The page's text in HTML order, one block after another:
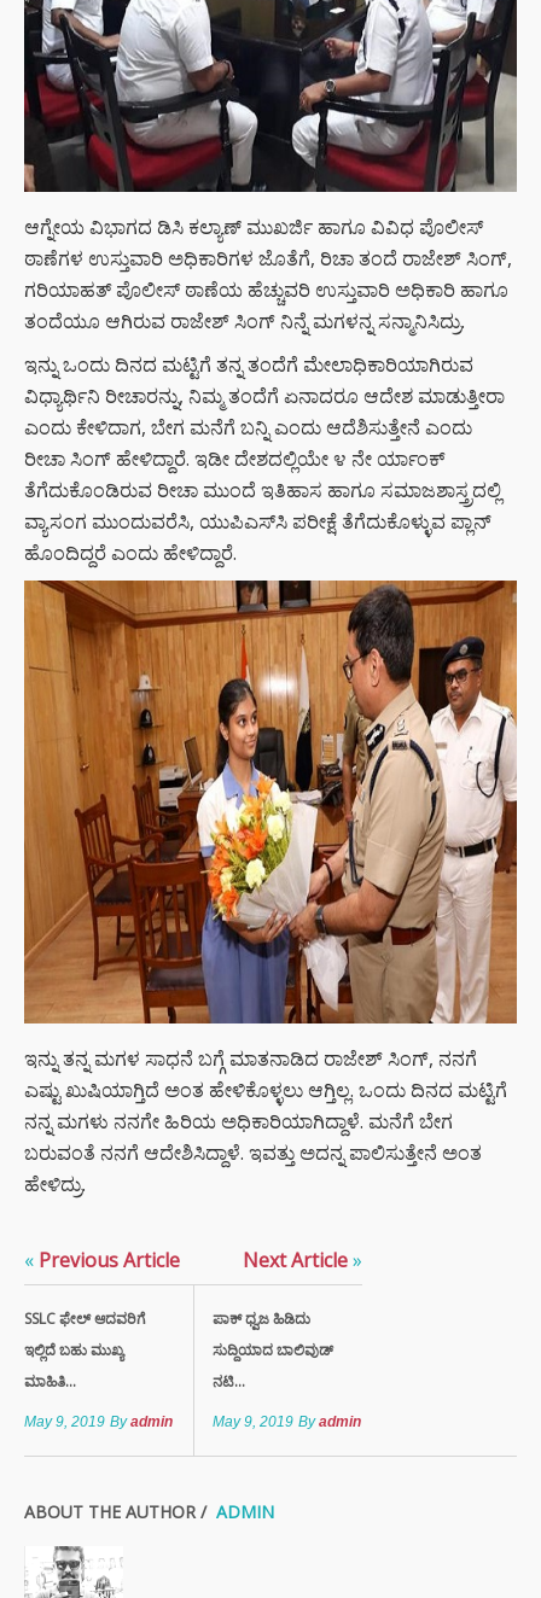
ಆಗ್ನೇಯ ವಿಭಾಗದ ಡಿಸಿ ಕಲ್ಯಾಣ್ ಮುಖರ್ಜಿ ಹಾಗೂ ವಿವಿಧ ಪೊಲೀಸ್​
ಠಾಣೆಗಳ ಉಸ್ತುವಾರಿ​​​ ಅಧಿಕಾರಿಗಳ ಜೊತೆಗೆ, ರಿಚಾ ತಂದೆ ರಾಜೇಶ್ ಸಿಂಗ್,
ಗರಿಯಾಹತ್​ ಪೊಲೀಸ್​ ಠಾಣೆಯ ಹೆಚ್ಚುವರಿ ಉಸ್ತುವಾರಿ ಅಧಿಕಾರಿ ಹಾಗೂ
ತಂದೆಯೂ ಆಗಿರುವ ರಾಜೇಶ್​ ಸಿಂಗ್ ನಿನ್ನೆ​​ ಮಗಳನ್ನ ಸನ್ಮಾನಿಸಿದ್ರು.
ಇನ್ನು ಒಂದು ದಿನದ ಮಟ್ಟಿಗೆ ತನ್ನ ತಂದೆಗೆ ಮೇಲಾಧಿಕಾರಿಯಾಗಿರುವ
ವಿಧ್ಯಾರ್ಥಿನಿ ರೀಚಾರನ್ನು, ನಿಮ್ಮ ತಂದೆಗೆ ಏನಾದರೂ ಆದೇಶ ಮಾಡುತ್ತೀರಾ
ಎಂದು ಕೇಳಿದಾಗ, ಬೇಗ ಮನೆಗೆ ಬನ್ನಿ ಎಂದು ಆದೆಶಿಸುತ್ತೇನೆ ಎಂದು
ರೀಚಾ ಸಿಂಗ್ ಹೇಳಿದ್ದಾರೆ. ಇಡೀ ದೇಶದಲ್ಲಿಯೇ ೪ ನೇ ರ್ಯಾಂಕ್
ತೆಗೆದುಕೊಂಡಿರುವ ರೀಚಾ ಮುಂದೆ ಇತಿಹಾಸ ಹಾಗೂ ಸಮಾಜಶಾಸ್ತ್ರದಲ್ಲಿ
ವ್ಯಾಸಂಗ ಮುಂದುವರೆಸಿ, ಯುಪಿಎಸ್​ಸಿ ಪರೀಕ್ಷೆ ತೆಗೆದುಕೊಳ್ಳುವ ಪ್ಲಾನ್
ಹೊಂದಿದ್ದರೆ ಎಂದು ಹೇಳಿದ್ದಾರೆ.
ಇನ್ನು ತನ್ನ ಮಗಳ ಸಾಧನೆ ಬಗ್ಗೆ ಮಾತನಾಡಿದ ರಾಜೇಶ್​ ಸಿಂಗ್, ನನಗೆ
ಎಷ್ಟು ಖುಷಿಯಾಗ್ತಿದೆ ಅಂತ ಹೇಳಿಕೊಳ್ಳಲು ಆಗ್ತಿಲ್ಲ. ಒಂದು ದಿನದ ಮಟ್ಟಿಗೆ
ನನ್ನ ಮಗಳು ನನಗೇ ಹಿರಿಯ ಅಧಿಕಾರಿಯಾಗಿದ್ದಾಳೆ. ಮನೆಗೆ ಬೇಗ
ಬರುವಂತೆ ನನಗೆ ಆದೇಶಿಸಿದ್ದಾಳೆ. ಇವತ್ತು ಅದನ್ನ ಪಾಲಿಸುತ್ತೇನೆ ಅಂತ
ಹೇಳಿದ್ರು.
« Previous Article
SSLC ಫೇಲ್ ಆದವರಿಗೆ
ಇಲ್ಲಿದೆ ಬಹು ಮುಖ್ಯ
ಮಾಹಿತಿ...
May 9, 2019 Byadmin
Next Article»
ಪಾಕ್ ಧ್ವಜ ಹಿಡಿದು
ಸುದ್ದಿಯಾದ ಬಾಲಿವುಡ್
ನಟಿ...
May 9, 2019 Byadmin
ABOUT THE AUTHOR / ADMIN